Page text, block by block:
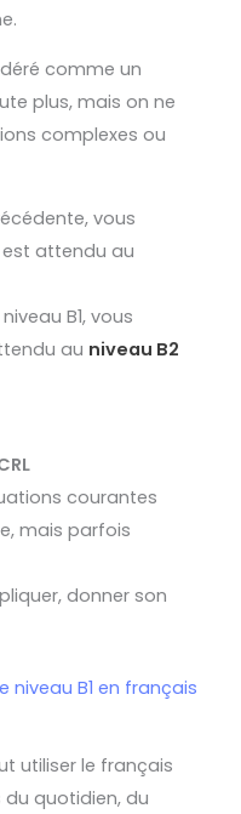
comme un
plus, mais on ne
complexes ou
vous
attendu au
B1, vous
au niveau B2
courantes
mais parfois
donner son
niveau B1 en français
utiliser le français
quotidien, du